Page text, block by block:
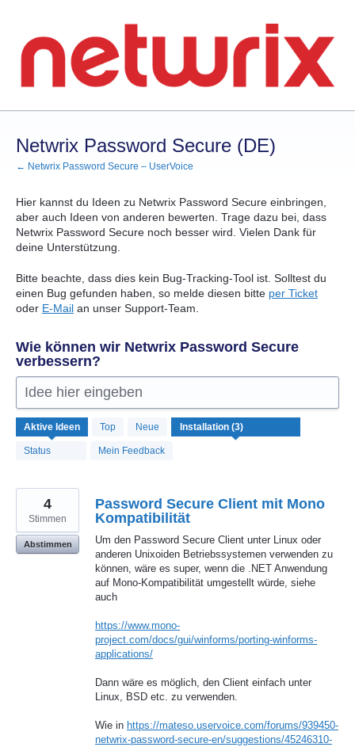
springen
Netwrix Password Secure (DE)
← Netwrix Password Secure – UserVoice
Hier kannst du Ideen zu Netwrix Password Secure einbringen,
aber auch Ideen von anderen bewerten. Trage dazu bei, dass
Netwrix Password Secure noch besser wird. Vielen Dank für
deine Unterstützung.
Bitte beachte, dass dies kein Bug-Tracking-Tool ist. Solltest du
einen Bug gefunden haben, so melde diesen bitte per Ticket
oder E-Mail an unser Support-Team.
Wie können wir Netwrix Password Secure
verbessern?
Idee hier eingeben
Aktive Ideen Top Neue
Status Mein Feedback
gefundene
Ergebnisse
Password Secure Client mit Mono
Kompatibilität
Um den Password Secure Client unter Linux oder
anderen Unixoiden Betriebssystemen verwenden zu
können, wäre es super, wenn die .NET Anwendung
auf Mono-Kompatibilität umgestellt würde, siehe
auch
https://www.mono-
project.com/docs/gui/winforms/porting-winforms-
applications/
Dann wäre es möglich, den Client einfach unter
Linux, BSD etc. zu verwenden.
Wie in https://mateso.uservoice.com/forums/939450-
netwrix-password-secure-en/suggestions/45246310-
4
Stimmen
Abstimmen